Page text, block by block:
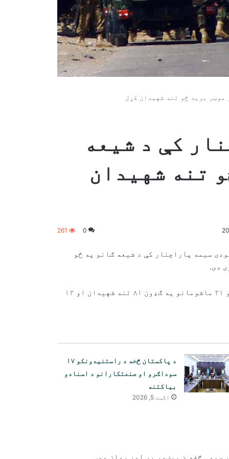
موټر برید څو تنه شهیدان کړل
کې د شیعه
تنه شهیدان
0
261
سیمه پاراچنار کې د شیعه ګانو په څو
دی.
د دغه خونړي برید په پایله کې د ۲۱ ښځو، ۱۷ ماشومانو او ۲۱ ماشومانو په ګډون ۸۱ تنه شهیدان او ۱۲
د پاکستان څخه د راستنیدونکو ۱۷
سوداګرو او صنعتکارانو د اسنادو
بیاکتنه
اگست 5, 2026
سیمې څخه د پېښور پر لور روان وو.